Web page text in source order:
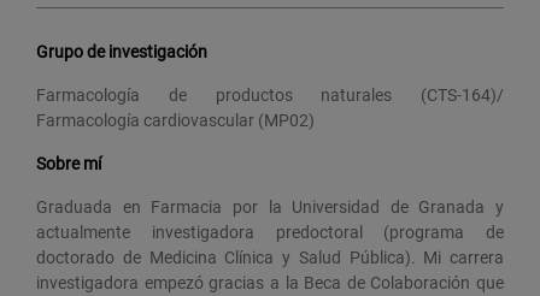
Grupo de investigación
Farmacología de productos naturales (CTS-164)/
Farmacología cardiovascular (MP02)
Sobre mí
Graduada en Farmacia por la Universidad de Granada y
actualmente investigadora predoctoral (programa de
doctorado de Medicina Clínica y Salud Pública). Mi carrera
investigadora empezó gracias a la Beca de Colaboración que